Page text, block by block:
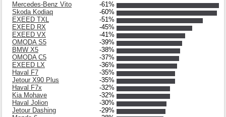
Mercedes-Benz Vito
-61%
Skoda Kodiaq
-60%
EXEED TXL
-51%
EXEED RX
-45%
EXEED VX
-41%
OMODA S5
-39%
BMW X5
-38%
OMODA C5
-37%
EXEED LX
-36%
Haval F7
-35%
Jetour X90 Plus
-35%
Haval F7x
-32%
Kia Mohave
-32%
Haval Jolion
-30%
Jetour Dashing
-29%